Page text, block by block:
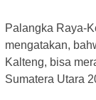
Palangka Raya-
mengatakan,
Kalteng, bisa
Sumatera Utara